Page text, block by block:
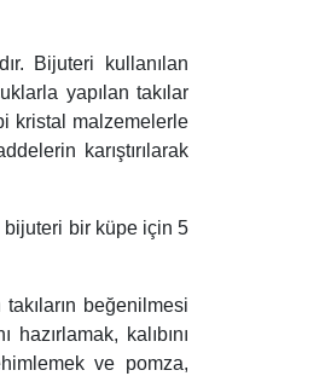
Bijuteri kullanılan
yapılan takılar
kristal malzemelerle
karıştırılarak
bijuteri bir küpe için 5
beğenilmesi
kalıbını
ve pomza,